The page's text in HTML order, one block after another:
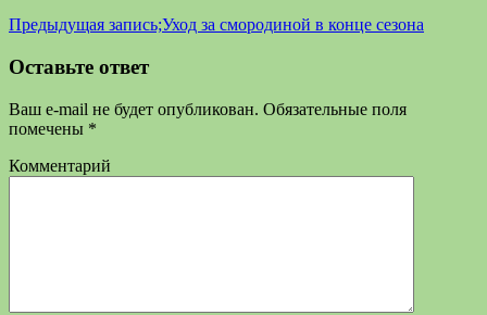
Предыдущая запись;Уход за смородиной в конце сезона
Оставьте ответ
Ваш e-mail не будет опубликован. Обязательные поля
помечены *
Комментарий